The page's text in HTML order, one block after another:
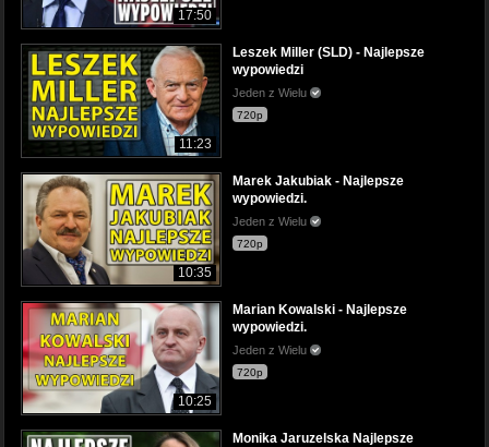
17:50
11:23
Leszek Miller (SLD) - Najlepsze
wypowiedzi
Jeden z Wielu
720p
10:35
Marek Jakubiak - Najlepsze
wypowiedzi.
Jeden z Wielu
720p
10:25
Marian Kowalski - Najlepsze
wypowiedzi.
Jeden z Wielu
720p
Monika Jaruzelska Najlepsze